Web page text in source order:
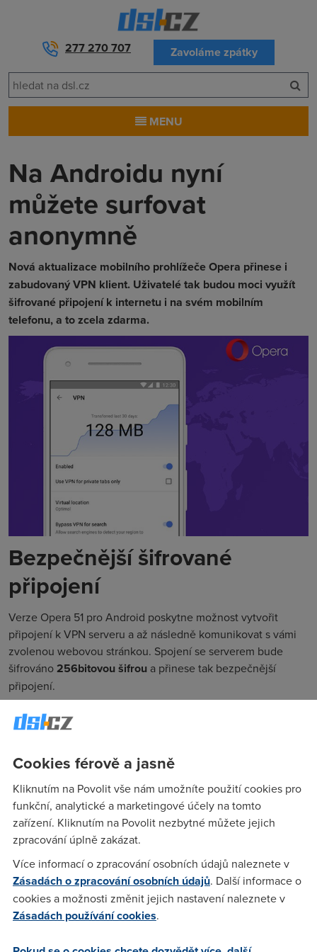
277 270 707 Zavoláme zpátky
MENU
Na Androidu nyní
můžete surfovat
anonymně
Nová aktualizace mobilního prohlížeče Opera přinese i
zabudovaný VPN klient. Uživatelé tak budou moci využít
šifrované připojení k internetu i na svém mobilním
telefonu, a to zcela zdarma.
Bezpečnější šifrované
připojení
Verze Opera 51 pro Android poskytne možnost vytvořit
připojení k VPN serveru a až následně komunikovat s vámi
zvolenou webovou stránkou. Spojení se serverem bude
šifrováno256bitovou šifrou a přinese tak bezpečnější
připojení.
Nová funkce se vám bude hodit při surfování na veřejných
Wi-Fi sítích. V kavárnách, na letištích nebo v hotelech
zneužít.
Neomezené anonymní
prohlížení
Zatím je možnost VPN v tomto prohlížeči ve fázi testování.
Uživatelé si mohou vybrat zeserverů v Evropě, Americe a
Asii. Nová verze nabízí samozřejmě iautomatický výběr
lokality.
standardně bude vypnutý. Prohlížeč nebude ve výchozím
Cookies férově a jasně
Kliknutím na Povolit vše nám umožníte použití cookies pro
funkční, analytické a marketingové účely na tomto
zařízení. Kliknutím na Povolit nezbytné můžete jejich
zpracování úplně zakázat.
Více informací o zpracování osobních údajů naleznete v
Zásadách o zpracování osobních údajů. Další informace o
cookies a možnosti změnit jejich nastavení naleznete v
Zásadách používání cookies.